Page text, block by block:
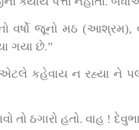
વર્ષો જૂનો મઠ
ગયા છે.”
એટલે કહેવાય ન રહ્યા
ઠગારો હતો. વાહ !